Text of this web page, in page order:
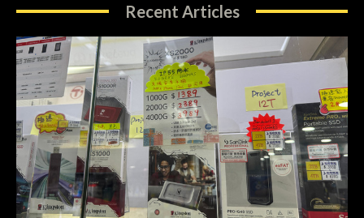
Recent Articles